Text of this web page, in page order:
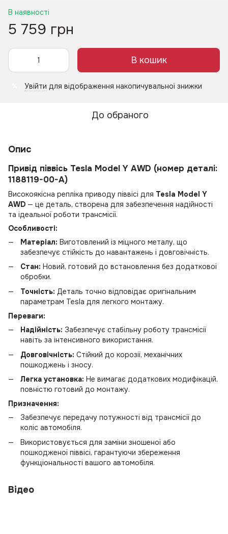
В наявності
5 759 грн
В кошик
Увійти для відображення накопичувальної знижки
До обраного
Опис
Привід піввісь Tesla Model Y AWD (номер деталі:
1188119-00-A)
Високоякісна репліка приводу піввісі для Tesla Model Y
AWD — це деталь, створена для забезпечення надійності
та ідеальної роботи трансмісії.
Особливості:
Матеріал: Виготовлений із міцного металу, що
забезпечує стійкість до навантажень і довговічність.
Стан: Новий, готовий до встановлення без додаткової
обробки.
Точність: Деталь точно відповідає оригінальним
параметрам Tesla для легкого монтажу.
Переваги:
Надійність: Забезпечує стабільну роботу трансмісії
навіть за інтенсивного використання.
Довговічність: Стійкий до корозії, механічних
пошкоджень і зносу.
Легка установка: Не вимагає додаткових модифікацій,
повністю готовий до монтажу.
Призначення:
Забезпечує передачу потужності від трансмісії до
коліс автомобіля.
Використовується для заміни зношеної або
пошкодженої піввісі, гарантуючи збереження
функціональності вашого автомобіля.
Відео